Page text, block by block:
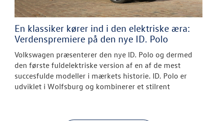
En klassiker kører ind i den elektriske æra:
Verdenspremiere på den nye ID. Polo
Volkswagen præsenterer den nye ID. Polo og dermed
den første fuldelektriske version af en af de mest
succesfulde modeller i mærkets historie. ID. Polo er
udviklet i Wolfsburg og kombinerer et stilrent